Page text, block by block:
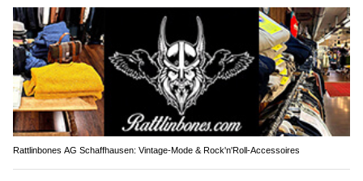
Rattlinbones AG Schaffhausen: Vintage-Mode & Rock'n'Roll-Accessoires